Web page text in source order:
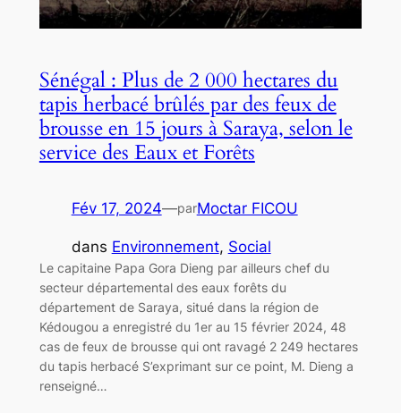
Sénégal : Plus de 2 000 hectares du
tapis herbacé brûlés par des feux de
brousse en 15 jours à Saraya, selon le
service des Eaux et Forêts
Fév 17, 2024—parMoctar FICOU
dans Environnement, Social
Le capitaine Papa Gora Dieng par ailleurs chef du
secteur départemental des eaux forêts du
département de Saraya, situé dans la région de
Kédougou a enregistré du 1er au 15 février 2024, 48
cas de feux de brousse qui ont ravagé 2 249 hectares
du tapis herbacé S’exprimant sur ce point, M. Dieng a
renseigné…